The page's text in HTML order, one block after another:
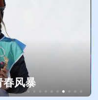
春风暴